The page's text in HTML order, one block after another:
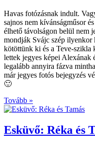
Havas fotózásnak indult.
sajnos nem kívánságműsor
élhető távolságon belül nem
mondják Svájc szép ilyenkor
kötöttünk ki és a Teve-
lettek jegyes képei
legalább annyira fázva
már jegyes fotós bejegyzés
🙂
Tovább »
Esküvő: Réka és